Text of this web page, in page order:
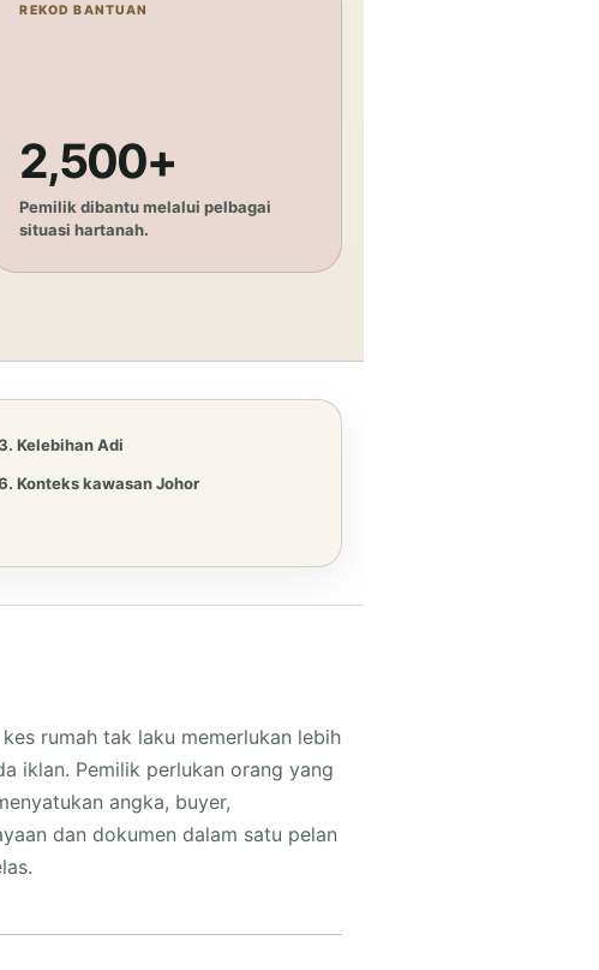
REKOD BANTUAN
2,500+
Pemilik dibantu melalui pelbagai
situasi hartanah.
Kelebihan Adi
Konteks kawasan Johor
kes rumah tak laku memerlukan lebih
iklan. Pemilik perlukan orang yang
angka, buyer,
dan dokumen dalam satu pelan